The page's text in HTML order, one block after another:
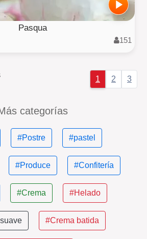
Pasqua
151
1 2 3
categorías
#Postre #pastel
#Produce #Confitería
#Crema #Helado
#Crema batida